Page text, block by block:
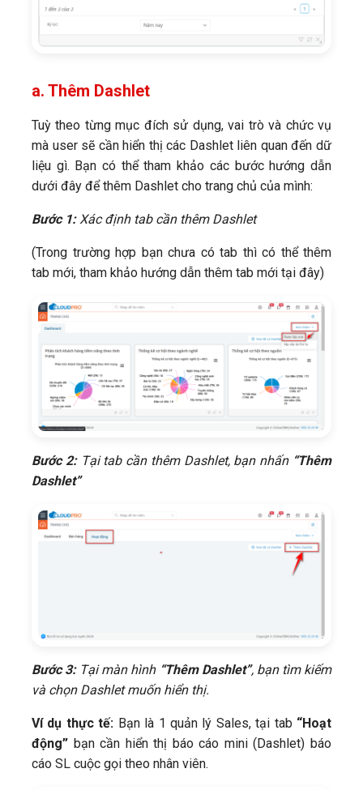
a. Thêm Dashlet
Tuỳ theo từng mục đích sử dụng, vai trò và chức vụ
mà user sẽ cần hiển thị các Dashlet liên quan đến dữ
liệu gì. Bạn có thể tham khảo các bước hướng dẫn
dưới đây để thêm Dashlet cho trang chủ của mình:
Bước 1:Xác định tab cần thêm Dashlet
(Trong trường hợp bạn chưa có tab thì có thể thêm
tab mới, tham khảo hướng dẫn thêm tab mới tại đây)
Bước 2:Tại tab cần thêm Dashlet, bạn nhấn “Thêm
Dashlet”
Bước 3:Tại màn hình “Thêm Dashlet”, bạn tìm kiếm
và chọn Dashlet muốn hiển thị.
Ví dụ thực tế: Bạn là 1 quản lý Sales, tại tab “Hoạt
động” bạn cần hiển thị báo cáo mini (Dashlet) báo
cáo SL cuộc gọi theo nhân viên.